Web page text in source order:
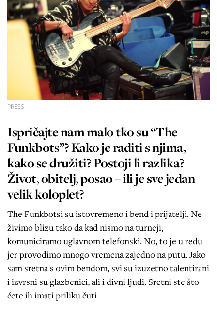
PRESS
Ispričajte nam malo tko su “The
Funkbots”? Kako je raditi s njima,
kako se družiti? Postoji li razlika?
Život, obitelj, posao – ili je sve jedan
velik koloplet?
The Funkbotsi su istovremeno i bend i prijatelji. Ne
živimo blizu tako da kad nismo na turneji,
komuniciramo uglavnom telefonski. No, to je u redu
jer provodimo mnogo vremena zajedno na putu. Jako
sam sretna s ovim bendom, svi su izuzetno talentirani
i izvrsni su glazbenici, ali i divni ljudi. Sretni ste što
ćete ih imati priliku čuti.